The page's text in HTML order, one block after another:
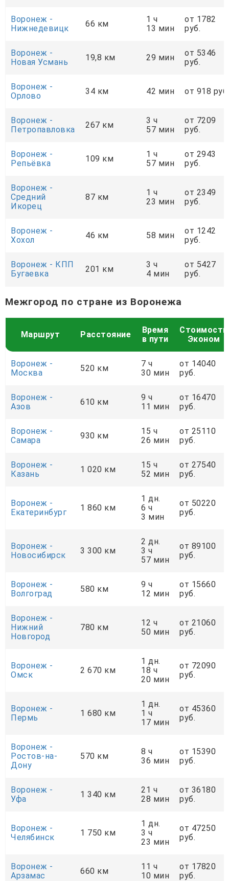
Воронеж -
Нижнедевицк
66 км
1 ч
13 мин
от 1782
руб.
Воронеж -
Новая Усмань
19,8 км 29 мин
от 5346
руб.
Воронеж -
Орлово
34 км 42 мин от 918 руб.
Воронеж -
Петропавловка
267 км
3 ч
57 мин
от 7209
руб.
Воронеж -
Репьёвка
109 км
1 ч
57 мин
от 2943
руб.
Воронеж -
Средний
Икорец
87 км
1 ч
23 мин
от 2349
руб.
Воронеж -
Хохол
46 км 58 мин
от 1242
руб.
Воронеж - КПП
Бугаевка
201 км
3 ч
4 мин
от 5427
руб.
Межгород по стране из Воронежа
Маршрут Расстояние
Время
в пути
Стоимость
Эконом
Воронеж -
Москва
520 км
7 ч
30 мин
от 14040
руб.
Воронеж -
Азов
610 км
9 ч
11 мин
от 16470
руб.
Воронеж -
Самара
930 км
15 ч
26 мин
от 25110
руб.
Воронеж -
Казань
1 020 км
15 ч
52 мин
от 27540
руб.
Воронеж -
Екатеринбург
1 860 км
1 дн.
6 ч
3 мин
от 50220
руб.
Воронеж -
Новосибирск
3 300 км
2 дн.
3 ч
57 мин
от 89100
руб.
Воронеж -
Волгоград
580 км
9 ч
12 мин
от 15660
руб.
Воронеж -
Нижний
Новгород
780 км
12 ч
50 мин
от 21060
руб.
Воронеж -
Омск
2 670 км
1 дн.
18 ч
20 мин
от 72090
руб.
Воронеж -
Пермь
1 680 км
1 дн.
1 ч
17 мин
от 45360
руб.
Воронеж -
Ростов-на-
Дону
570 км
8 ч
36 мин
от 15390
руб.
Воронеж -
Уфа
1 340 км
21 ч
28 мин
от 36180
руб.
Воронеж -
Челябинск
1 750 км
1 дн.
3 ч
23 мин
от 47250
руб.
Воронеж -
Арзамас
660 км
11 ч
10 мин
от 17820
руб.